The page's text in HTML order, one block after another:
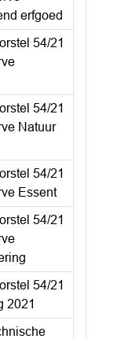
erfgoed
54/21
54/21
Natuur
54/21
Essent
54/21
54/21
2021